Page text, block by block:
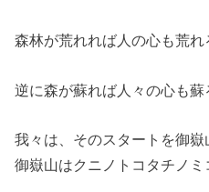
森林が荒れれば人の心も荒れ
逆に森が蘇れば人々の心も蘇
我々は、そのスタートを御嶽
御嶽山はクニノトコタチノミ